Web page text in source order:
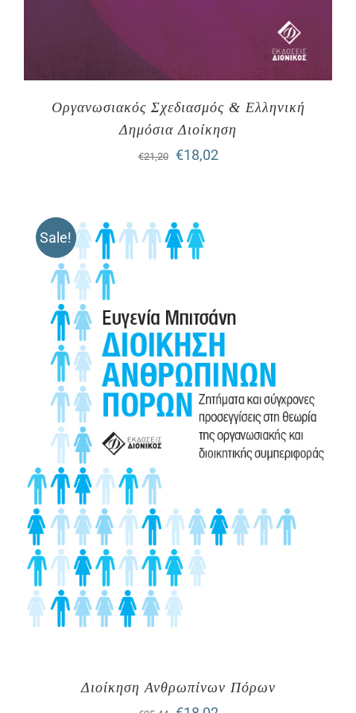
Οργανωσιακός Σχεδιασμός & Ελληνική
Δημόσια Διοίκηση
€21,20
Original
€21,20.
€18,02Η
Sale!
Διοίκηση Ανθρωπίνων Πόρων